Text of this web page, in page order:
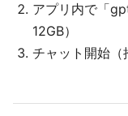
アプリ内で「
12GB）
チャット開始